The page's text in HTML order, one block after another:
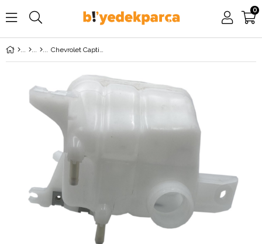
0
Chevrolet Captiva (2007-2010) Radyatör Yedek Su Deposu